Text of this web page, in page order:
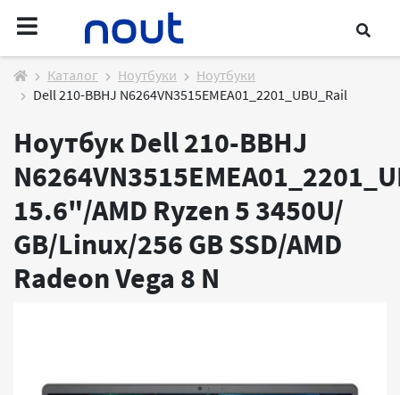
Каталог Ноутбуки
Ноутбуки
Dell 210-BBHJ N6264VN3515EMEA01_2201_UBU_Rail
Ноутбук Dell 210-BBHJ
15.6"/AMD Ryzen 5 3450U/
GB/Linux/256 GB SSD/AMD
Radeon Vega 8 N